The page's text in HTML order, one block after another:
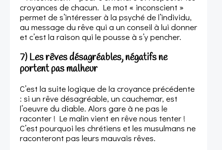
croyances de chacun. Le mot « inconscient »
permet de s’intéresser à la psyché de l’individu,
au message du rêve qui a un conseil à lui donner
et c’est la raison qui le pousse à s’y pencher.
7) Les rêves désagréables, négatifs ne
portent pas malheur
C’est la suite logique de la croyance précédente
: si un rêve désagréable, un cauchemar, est
l’oeuvre du diable. Alors gare à ne pas le
raconter ! Le malin vient en rêve nous tenter !
C’est pourquoi les chrétiens et les musulmans ne
raconteront pas leurs mauvais rêves.